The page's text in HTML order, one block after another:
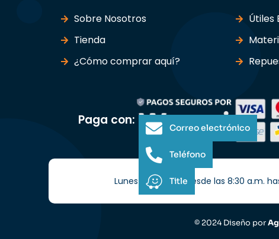
Sobre Nosotros
Tienda
¿Cómo comprar aquí?
Útiles
Paga con:
Lunes a Sábados desde las 8:30 a.m.
© 2024 Diseño por
Correo electrónico
Teléfono
Title